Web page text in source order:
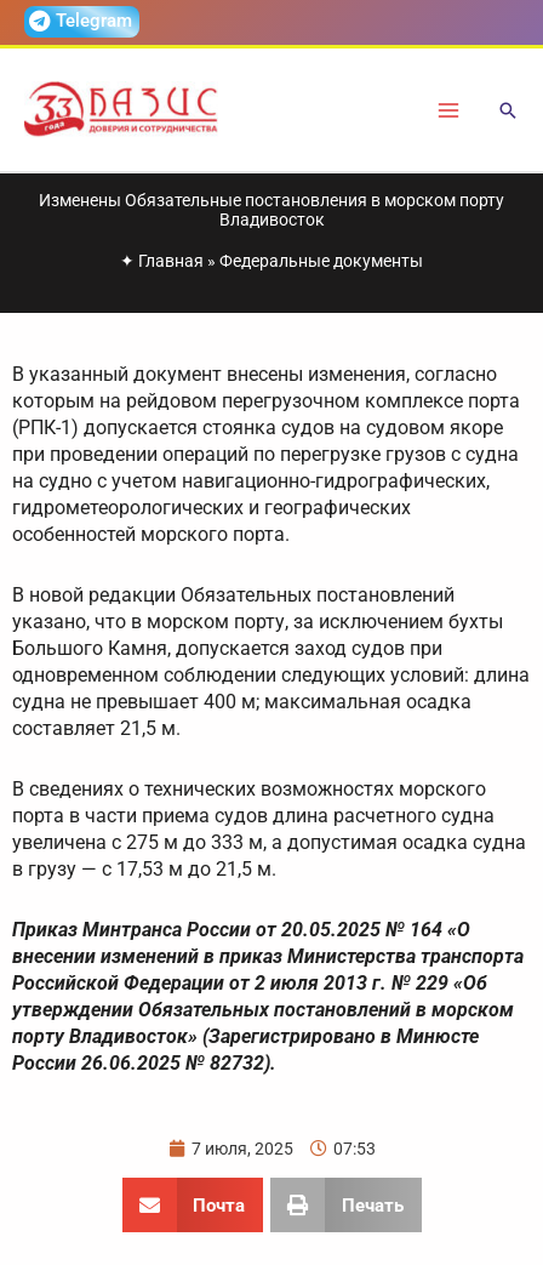
ПерейтиTelegram
Изменены Обязательные постановления в морском порту
Владивосток
✦ Главная » Федеральные документы
В указанный документ внесены изменения, согласно
которым на рейдовом перегрузочном комплексе порта
(РПК-1) допускается стоянка судов на судовом якоре
при проведении операций по перегрузке грузов с судна
на судно с учетом навигационно-гидрографических,
гидрометеорологических и географических
особенностей морского порта.
В новой редакции Обязательных постановлений
указано, что в морском порту, за исключением бухты
Большого Камня, допускается заход судов при
одновременном соблюдении следующих условий: длина
судна не превышает 400 м; максимальная осадка
составляет 21,5 м.
В сведениях о технических возможностях морского
порта в части приема судов длина расчетного судна
увеличена с 275 м до 333 м, а допустимая осадка судна
в грузу — с 17,53 м до 21,5 м.
Приказ Минтранса России от 20.05.2025 № 164 «О
внесении изменений в приказ Министерства транспорта
Российской Федерации от 2 июля 2013 г. № 229 «Об
утверждении Обязательных постановлений в морском
порту Владивосток» (Зарегистрировано в Минюсте
России 26.06.2025 № 82732).
7 июля, 2025 07:53
Почта Печать